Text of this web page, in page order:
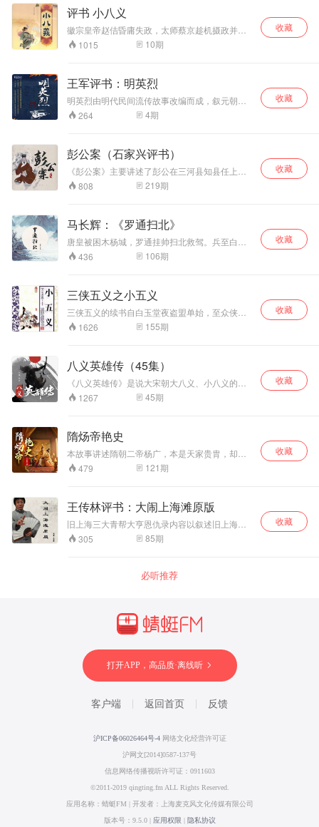
评书 小八义
徽宗皇帝赵佶昏庸失政，太师蔡京趁机摄政并阴
谋篡权，谋害吏部天官周义全家。周义之子周景
龙侥幸逃脱，远走他乡。在漂泊途中先后结识梁
标、踏雪无痕花云平、无影侠时长青、尉迟肖和
猛汉唐铁牛。他们侠肝义肠、扶危济贫，同恶霸
和奸臣作斗争。最终将蔡京阴谋叛乱的武装组织
藏兵营打败，斩杀了助纣为虐的恶僧铜头和尚，
共敌外患，谱写一曲人间大义之歌。
1015 10期
收藏
王军评书：明英烈
明英烈由明代民间流传故事改编而成，叙元朝末
年顺帝失政，朱元璋率兵起义最终推翻元朝统
治、建立明政权。其中一些小故事至今仍在民间
264 4期
收藏
彭公案（石家兴评书）
《彭公案》主要讲述了彭公在三河县知县任上，
断案江湖恩怨，后西夏反叛，彭公奉旨西巡，英
雄忠义侠马玉龙出世。巡至永城，彭公被劫，众
大王白起戈欲犯中原，在四角山摆设木羊阵，彭
鹏率众英雄三打木羊阵，阵破贼降，逃匿于此的
飞云、清风、周百灵等俱被擒获。彭公等凯旋还
朝。
808 219期
收藏
马长辉：《罗通扫北》
唐皇被困木杨城，罗通挂帅扫北救驾。兵至白银
关受阻，赖祖父罗艺与罗成阴魂相助，始得杀敌
过关。继而攻打金灵川，兵败被追，幸得其弟罗
交战，被八宝用飞剑杀死。罗通为弟报仇败阵，
八宝爱其才貌，迫罗阵前联婚，后罗通兵抵木杨
城，单骑见驾。遇苏定方巡城，多方阴梗。罗通
杀遍四门，力竭被困，幸得八宝救之。罗通进城
见驾，奏诉公父之冤，唐皇处死苏定方。程咬金
436 106期
收藏
三侠五义之小五义
三侠五义的续书自白玉堂夜盗盟单始，至众侠客
打入冲霄楼、被困铜网阵止以襄阳王赵珏图谋叛
乱为线索，历叙颜查散奉旨巡按襄阳，大印被盗;
印;智化用计，里应外合，收降襄阳王党羽钟雄;破
铜网时，颜查散被沈中元劫持，众义士分头寻
找，沿路行侠仗义;"小五义"不期而遇，结拜为兄
弟;继而沈中元归附颜查散;众义士参悟阵图，分工
破阵，北侠等义士被堵在地道，蒋平柳青欲盗王
1626 155期
收藏
八义英雄传（45集）
《八义英雄传》是说大宋朝大八义、小八义的故
事。大八义是说金针道长收了八个弟子，最有名
的是二弟子，人称神偷手”此人是山东章丘人，主
1267 45期
收藏
隋炀帝艳史
本故事讲述隋朝二帝杨广，本是天家贵胄，却暗
藏狼子野心。他人前扮作谦谦君子，骗得文帝欢
心，背后却勾结权臣、弑父杀兄，踩着至亲尸骨
淫无度的"风流天子"。纳庶母宣华夫人为妃，大兴
土木营建洛阳迷楼，广选天下美人充作宫娥；为
一睹江都琼花，竟征调百万民夫开凿大运河，无
数百姓葬身河底；又造龙舟、制"任意车"，穷尽奢
靡之能事，将人间化作欲海深渊。 然而天道好
中，杨广终于迎来众叛亲离的末路。这段评书，
言！欲知一代暴君如何从权倾天下走向身死国
479 121期
收藏
王传林评书：大闹上海滩原版
旧上海三大青帮大亨恩仇录内容以叙述旧上海三
个青帮大亨—黄金荣、杜月笙和张啸林为主，并
兼记一八四○至一九四○年上海百年间地方和社会
恩恩怨怨和走私鸦片、毒品和上海与天津青帮之
间的勾结和利用，以及在抗战期间的鲜为人知的
305 85期
收藏
必听推荐
打开APP，高品质·离线听
客户端 返回首页 反馈
沪ICP备06026464号-4 网络文化经营许可证
沪网文[2014]0587-137号
信息网络传播视听许可证：0911603
©2011-2019 qingting.fm ALL Rights Reserved.
应用名称：蜻蜓FM | 开发者：上海麦克风文化传媒有限公司
版本号：9.5.0 | 应用权限 | 隐私协议